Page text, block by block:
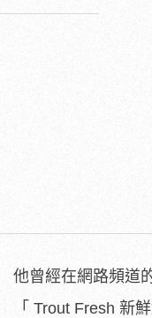
他曾經在網路頻道
「 Trout Fresh 新